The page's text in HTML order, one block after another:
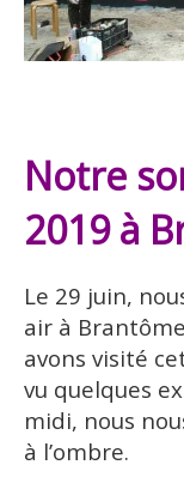
Notre
2019 à
Le 29 juin,
air à
avons visité
vu quelques
midi, nous
à l’ombre.